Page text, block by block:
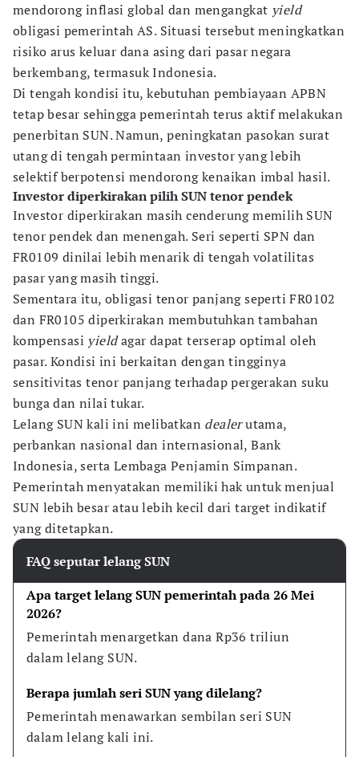
mendorong inflasi global dan mengangkat yield
obligasi pemerintah AS. Situasi tersebut meningkatkan
risiko arus keluar dana asing dari pasar negara
berkembang, termasuk Indonesia.
Di tengah kondisi itu, kebutuhan pembiayaan APBN
tetap besar sehingga pemerintah terus aktif melakukan
penerbitan SUN. Namun, peningkatan pasokan surat
utang di tengah permintaan investor yang lebih
selektif berpotensi mendorong kenaikan imbal hasil.
Investor diperkirakan pilih SUN tenor pendek
Investor diperkirakan masih cenderung memilih SUN
tenor pendek dan menengah. Seri seperti SPN dan
FR0109 dinilai lebih menarik di tengah volatilitas
pasar yang masih tinggi.
Sementara itu, obligasi tenor panjang seperti FR0102
dan FR0105 diperkirakan membutuhkan tambahan
kompensasi yieldagar dapat terserap optimal oleh
pasar. Kondisi ini berkaitan dengan tingginya
sensitivitas tenor panjang terhadap pergerakan suku
bunga dan nilai tukar.
Lelang SUN kali ini melibatkan dealerutama,
perbankan nasional dan internasional, Bank
Indonesia, serta Lembaga Penjamin Simpanan.
Pemerintah menyatakan memiliki hak untuk menjual
SUN lebih besar atau lebih kecil dari target indikatif
yang ditetapkan.
FAQ seputar lelang SUN
Apa target lelang SUN pemerintah pada 26 Mei
2026?
Pemerintah menargetkan dana Rp36 triliun
dalam lelang SUN.
Berapa jumlah seri SUN yang dilelang?
Pemerintah menawarkan sembilan seri SUN
dalam lelang kali ini.